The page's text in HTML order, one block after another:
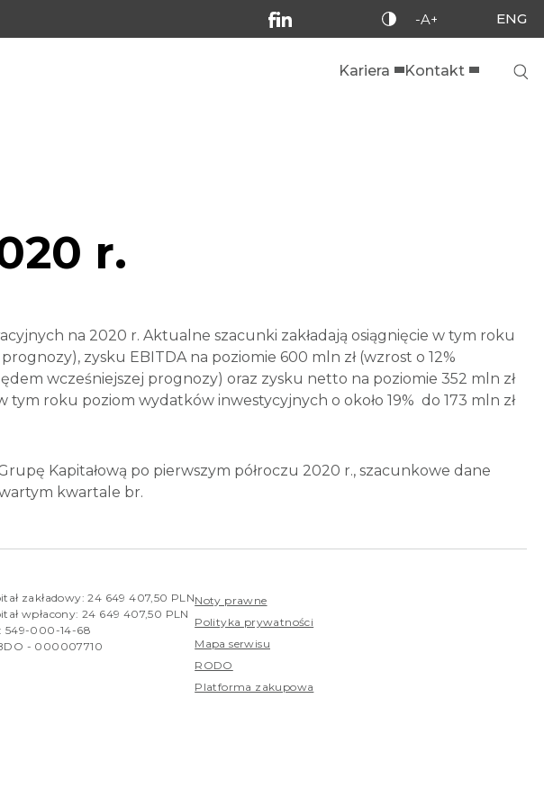
-A+ ENG
Kariera Kontakt
r.
na 2020 r. Aktualne szacunki zakładają osiągnięcie w tym roku
zysku EBITDA na poziomie 600 mln zł (wzrost o 12%
wcześniejszej prognozy) oraz zysku netto na poziomie 352 mln zł
roku poziom wydatków inwestycyjnych o około 19% do 173 mln zł
Kapitałową po pierwszym półroczu 2020 r., szacunkowe dane
kwartale br.
zakładowy: 24 649 407,50 PLN
wpłacony: 24 649 407,50 PLN
549-000-14-68
- 000007710
Noty prawne
Polityka prywatności
Mapa serwisu
RODO
Platforma zakupowa